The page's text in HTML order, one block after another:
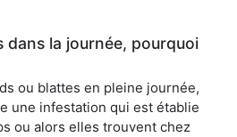
dans la journée, pourquoi
ou blattes en pleine journée,
une infestation qui est établie
ou alors elles trouvent chez